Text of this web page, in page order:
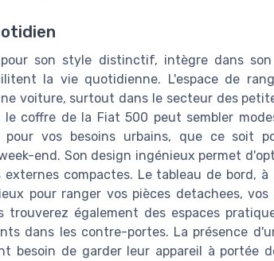
son style distinctif, intègre dans
la vie quotidienne. L'espace de
voiture, surtout dans le secteur des
coffre de la Fiat 500 peut sembler
vos besoins urbains, que ce soit
end. Son design ingénieux permet
compactes. Le tableau de bord,
pour ranger vos pièces detachees, vos
également des espaces
dans les contre-portes. La présence
besoin de garder leur appareil à portée